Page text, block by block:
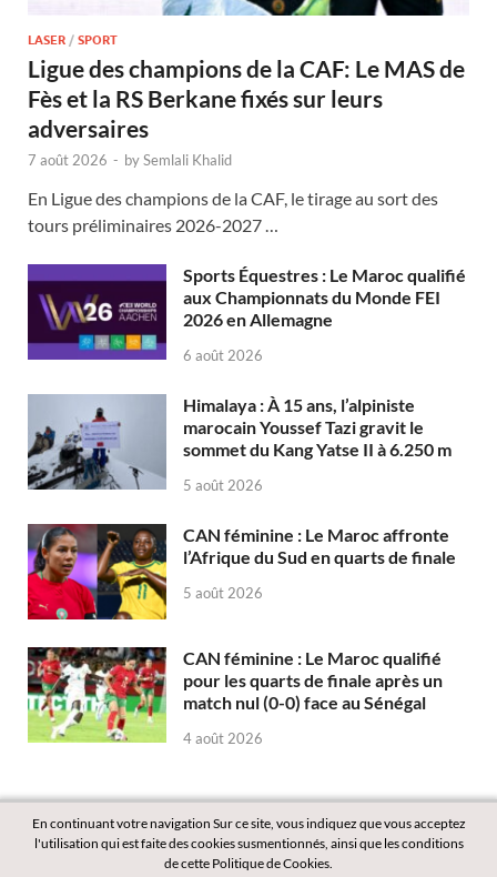
LASER / SPORT
Ligue des champions de la CAF: Le MAS de
Fès et la RS Berkane fixés sur leurs
adversaires
7 août 2026 - bySemlali Khalid
En Ligue des champions de la CAF, le tirage au sort des
tours préliminaires 2026-2027 …
Sports Équestres : Le Maroc qualifié
aux Championnats du Monde FEI
2026 en Allemagne
6 août 2026
Himalaya : À 15 ans, l’alpiniste
marocain Youssef Tazi gravit le
sommet du Kang Yatse II à 6.250 m
5 août 2026
CAN féminine : Le Maroc affronte
l’Afrique du Sud en quarts de finale
5 août 2026
CAN féminine : Le Maroc qualifié
pour les quarts de finale après un
match nul (0-0) face au Sénégal
4 août 2026
En continuant votre navigation Sur ce site, vous indiquez que vous acceptez
l'utilisation qui est faite des cookies susmentionnés, ainsi que les conditions
de cette Politique de Cookies.